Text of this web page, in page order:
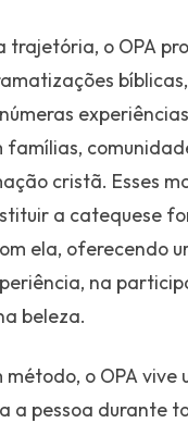
trajetória, o OPA
famílias,
cristã. Esses
a catequese
ela, oferecendo
na
beleza.
método, o OPA vive
a pessoa durante